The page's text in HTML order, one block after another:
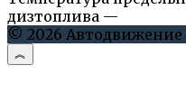
дизтоплива —
© 2026 Автодвижение